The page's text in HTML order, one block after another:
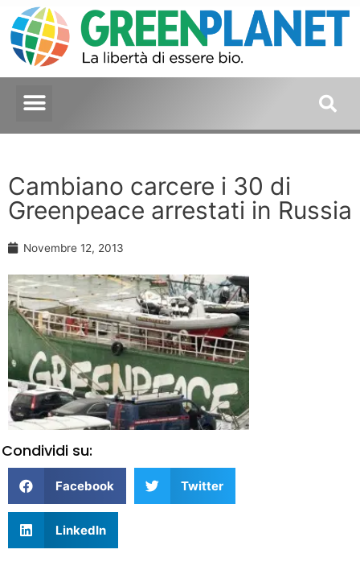
Cambiano carcere i 30 di
Greenpeace arrestati in Russia
Novembre 12, 2013
Condividi su:
Facebook Twitter
LinkedIn